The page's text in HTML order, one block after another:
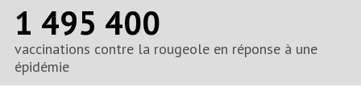
1 495 400
vaccinations contre la rougeole en réponse à une
épidémie